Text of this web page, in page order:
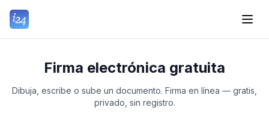
Firma electrónica gratuita
Dibuja, escribe o sube un documento. Firma en línea — gratis,
privado, sin registro.